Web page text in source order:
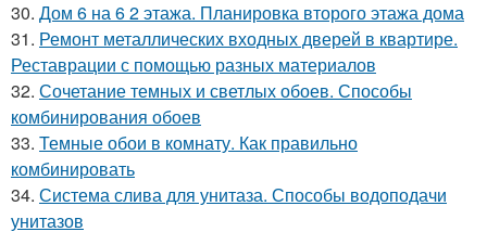
30. Дом 6 на 6 2 этажа. Планировка второго этажа дома
31. Ремонт металлических входных дверей в квартире.
Реставрации с помощью разных материалов
32. Сочетание темных и светлых обоев. Способы
комбинирования обоев
33. Темные обои в комнату. Как правильно
комбинировать
34. Система слива для унитаза. Способы водоподачи
унитазов